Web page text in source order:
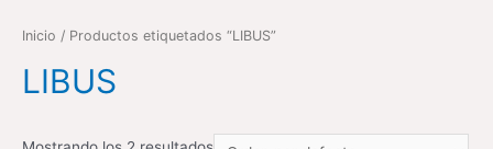
Inicio / Productos etiquetados “LIBUS”
LIBUS